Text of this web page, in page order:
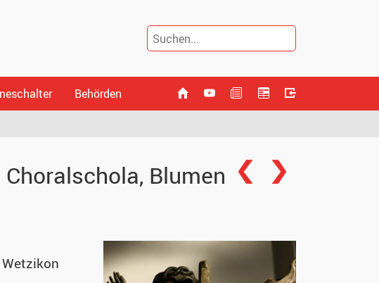
Behörden
Blumen